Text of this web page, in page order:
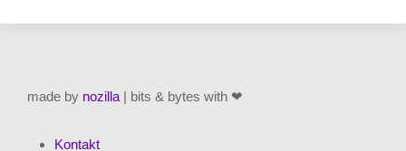
made by nozilla | bits & bytes with ❤
Kontakt